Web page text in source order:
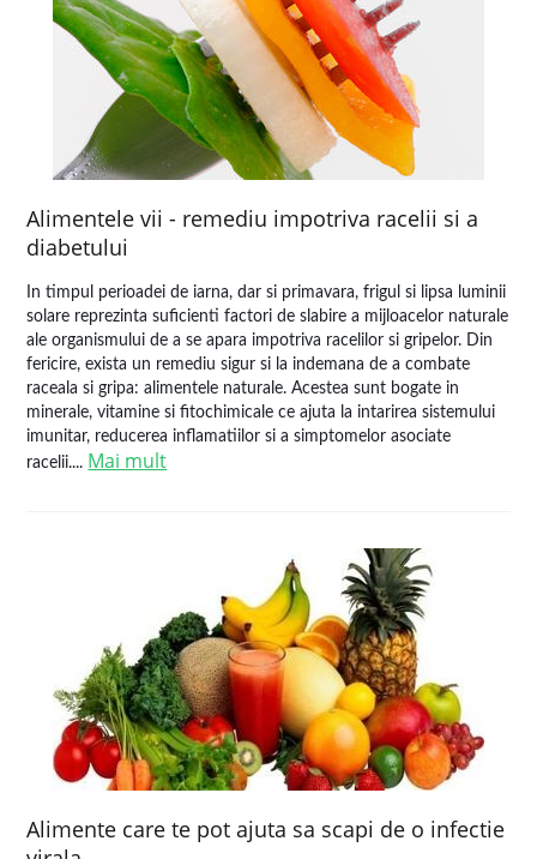
Alimentele vii - remediu impotriva racelii si a
diabetului
In timpul perioadei de iarna, dar si primavara, frigul si lipsa luminii
solare reprezinta suficienti factori de slabire a mijloacelor naturale
ale organismului de a se apara impotriva racelilor si gripelor. Din
fericire, exista un remediu sigur si la indemana de a combate
raceala si gripa: alimentele naturale. Acestea sunt bogate in
minerale, vitamine si fitochimicale ce ajuta la intarirea sistemului
imunitar, reducerea inflamatiilor si a simptomelor asociate
racelii.... Mai mult
Alimente care te pot ajuta sa scapi de o infectie